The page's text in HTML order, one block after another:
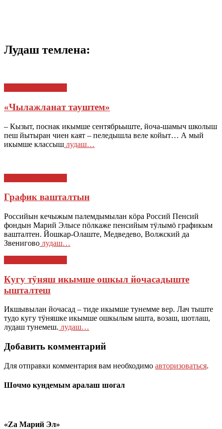
Лудаш темлена:
«Чылажланат тауштем»
– Кызыт, поснак икымше сентябрьыште, йоча-шамыч школыш
пеш йытыран чиен каят – пеледышла веле койыт… А мый
икымше классыш лудаш…
График вашталтын
Российын кечыжым палемдымылан кӧра Россий Пенсий
фондын Марий Элысе пӧлкаже пенсийым тӱлымӧ графикым
вашталтен. Йошкар-Олаште, Медведево, Волжский да
Звенигово лудаш…
Кугу тӱняш икымше ошкыл йочасадыште
ышталтеш
Икшывылан йочасад – тиде икымше тунемме вер. Лач тыште
тудо кугу тӱняшке икымше ошкылым ышта, возаш, шотлаш,
лудаш тунемеш. лудаш…
Добавить комментарий
Для отправки комментария вам необходимо авторизоваться.
Шочмо кундемым аралаш шогал
«Zа Марий Эл»